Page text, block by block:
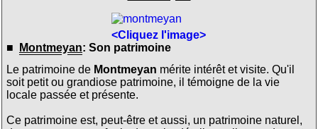
<Cliquez l'image>
■
Montmeyan: Son patrimoine
Le patrimoine de Montmeyan mérite intérêt et visite. Qu'il
soit petit ou grandiose patrimoine, il témoigne de la vie
locale passée et présente.
Ce patrimoine est, peut-être et aussi, un patrimoine naturel,